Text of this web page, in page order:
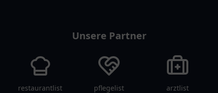
Unsere Partner
restaurantlist pflegelist arztlist